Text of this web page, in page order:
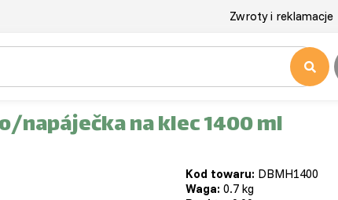
Zwroty i reklamacje
napáječka na klec 1400 ml
Kod towaru: DBMH1400
Waga: 0.7 kg